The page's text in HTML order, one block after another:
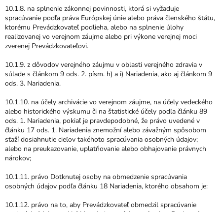
10.1.8. na splnenie zákonnej povinnosti, ktorá si vyžaduje
spracúvanie podľa práva Európskej únie alebo práva členského štátu,
ktorému Prevádzkovateľ podlieha, alebo na splnenie úlohy
realizovanej vo verejnom záujme alebo pri výkone verejnej moci
zverenej Prevádzkovateľovi.
10.1.9. z dôvodov verejného záujmu v oblasti verejného zdravia v
súlade s článkom 9 ods. 2. písm. h) a i) Nariadenia, ako aj článkom 9
ods. 3. Nariadenia.
10.1.10. na účely archivácie vo verejnom záujme, na účely vedeckého
alebo historického výskumu či na štatistické účely podľa článku 89
ods. 1. Nariadenia, pokiaľ je pravdepodobné, že právo uvedené v
článku 17 ods. 1. Nariadenia znemožní alebo závažným spôsobom
sťaží dosiahnutie cieľov takéhoto spracúvania osobných údajov;
alebo na preukazovanie, uplatňovanie alebo obhajovanie právnych
nárokov;
10.1.11. právo Dotknutej osoby na obmedzenie spracúvania
osobných údajov podľa článku 18 Nariadenia, ktorého obsahom je:
10.1.12. právo na to, aby Prevádzkovateľ obmedzil spracúvanie